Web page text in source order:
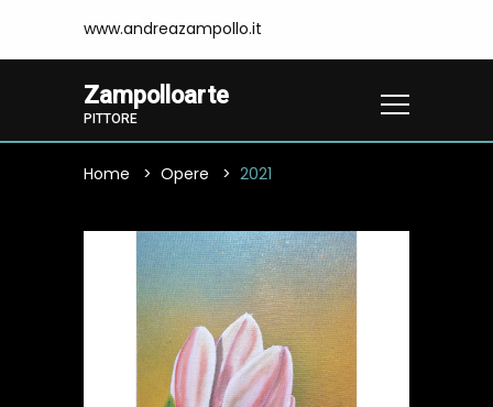
www.andreazampollo.it
Zampolloarte
PITTORE
Home Opere 2021